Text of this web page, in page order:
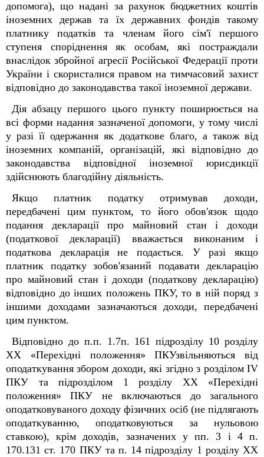
допомога), що надані за рахунок бюджетних коштів
іноземних держав та їх державних фондів такому
платнику податків та членам його сім'ї першого
ступеня споріднення як особам, які постраждали
внаслідок збройної агресії Російської Федерації проти
України і скористалися правом на тимчасовий захист
відповідно до законодавства такої іноземної держави.
Дія абзацу першого цього пункту поширюється на
всі форми надання зазначеної допомоги, у тому числі
у разі її одержання як додаткове благо, а також від
іноземних компаній, організацій, які відповідно до
законодавства відповідної іноземної юрисдикції
здійснюють благодійну діяльність.
Якщо платник податку отримував доходи,
передбачені цим пунктом, то його обов'язок щодо
подання декларації про майновий стан і доходи
(податкової декларації) вважається виконаним і
податкова декларація не подається. У разі якщо
платник податку зобов'язаний подавати декларацію
про майновий стан і доходи (податкову декларацію)
відповідно до інших положень ПКУ, то в ній поряд з
іншими доходами зазначаються доходи, передбачені
цим пунктом.
Відповідно до п.п. 1.7п. 161 підрозділу 10 розділу
XX «Перехідні положення» ПКУзвільняються від
оподаткування збором доходи, які згідно з розділом IV
ПКУ та підрозділом 1 розділу XX «Перехідні
положення» ПКУ не включаються до загального
оподатковуваного доходу фізичних осіб (не підлягають
оподаткуванню, оподатковуються за нульовою
ставкою), крім доходів, зазначених у пп. 3 і 4 п.
170.131 ст. 170 ПКУ та п. 14 підрозділу 1 розділу XX